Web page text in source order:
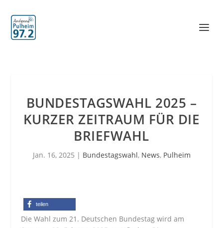
BUNDESTAGSWAHL 2025 –
KURZER ZEITRAUM FÜR DIE
BRIEFWAHL
Jan. 16, 2025 | Bundestagswahl, News, Pulheim
teilen
Die Wahl zum 21. Deutschen Bundestag wird am